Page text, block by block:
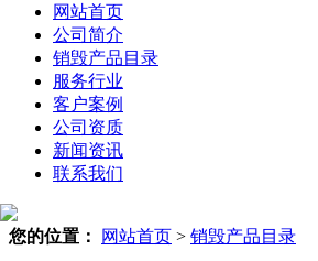
网站首页
公司简介
销毁产品目录
服务行业
客户案例
公司资质
新闻资讯
联系我们
您的位置： 网站首页 > 销毁产品目录